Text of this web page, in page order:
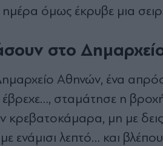
ημέρα όμως έκρυβε μια
στο
Αθηνών, ένα
σταμάτησε η
κρεβατοκάμαρα, μη με
λεπτό… και